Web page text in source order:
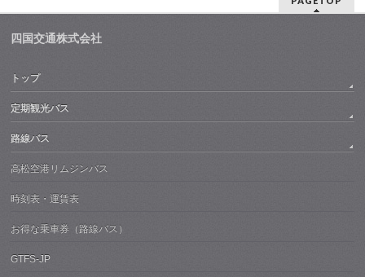
四国交通株式会社
トップ
定期観光バス
路線バス
高松空港リムジンバス
時刻表・運賃表
お得な乗車券（路線バス）
GTFS-JP